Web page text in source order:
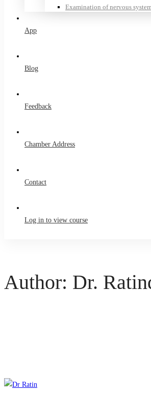
Examination of nervous
App
Blog
Feedback
Chamber Address
Contact
Log in to view course
Author: Dr.